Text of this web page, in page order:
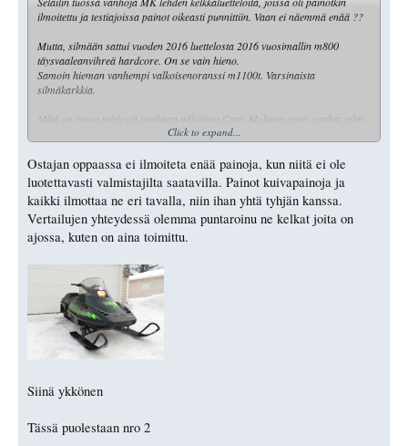
ilmoitettu ja testiajoissa painot oikeasti punnittiin. Vaan ei näemmä enää ??
Mutta, silmään sattui vuoden 2016 luettelosta 2016 vuosimallin m800
täysvaaleanvihreä hardcore. On se vain hieno.
Samoin hieman vanhempi valkoisenoranssi m1100t. Varsinaista
silmäkarkkia.
Mikä on sinun mielestä parhaan näköinen Catti. Mukaan myös vanhat jalat
Click to expand...
Ostajan oppaassa ei ilmoiteta enää painoja, kun niitä ei ole
luotettavasti valmistajilta saatavilla. Painot kuivapainoja ja
kaikki ilmottaa ne eri tavalla, niin ihan yhtä tyhjän kanssa.
Vertailujen yhteydessä olemma puntaroinu ne kelkat joita on
ajossa, kuten on aina toimittu.
Siinä ykkönen
Tässä puolestaan nro 2